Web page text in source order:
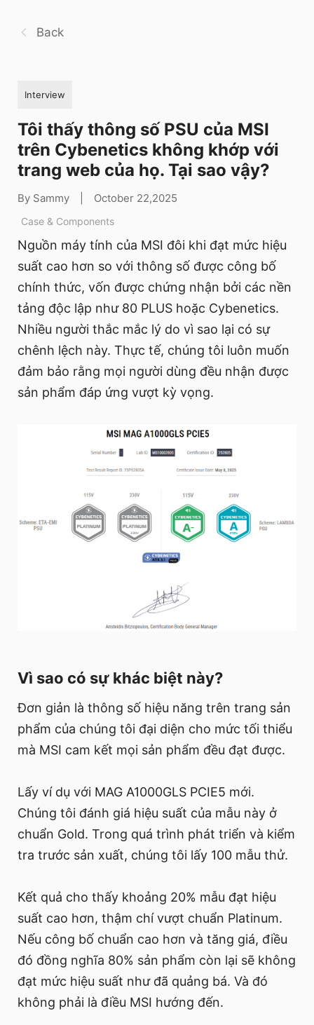
Back
Interview
Tôi thấy thông số PSU của MSI
trên Cybenetics không khớp với
trang web của họ. Tại sao vậy?
By Sammy October 22,2025
Case & Components
Nguồn máy tính của MSI đôi khi đạt mức hiệu
suất cao hơn so với thông số được công bố
chính thức, vốn được chứng nhận bởi các nền
tảng độc lập như 80 PLUS hoặc Cybenetics.
Nhiều người thắc mắc lý do vì sao lại có sự
chênh lệch này. Thực tế, chúng tôi luôn muốn
đảm bảo rằng mọi người dùng đều nhận được
sản phẩm đáp ứng vượt kỳ vọng.
Vì sao có sự khác biệt này?
Đơn giản là thông số hiệu năng trên trang sản
phẩm của chúng tôi đại diện cho mức tối thiểu
mà MSI cam kết mọi sản phẩm đều đạt được.
Lấy ví dụ với MAG A1000GLS PCIE5 mới.
Chúng tôi đánh giá hiệu suất của mẫu này ở
chuẩn Gold. Trong quá trình phát triển và kiểm
tra trước sản xuất, chúng tôi lấy 100 mẫu thử.
Kết quả cho thấy khoảng 20% mẫu đạt hiệu
suất cao hơn, thậm chí vượt chuẩn Platinum.
Nếu công bố chuẩn cao hơn và tăng giá, điều
đó đồng nghĩa 80% sản phẩm còn lại sẽ không
đạt mức hiệu suất như đã quảng bá. Và đó
không phải là điều MSI hướng đến.